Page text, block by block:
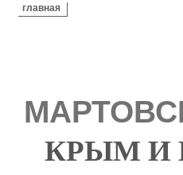
ВЫ ЗДЕСЬ
главная
КРЫМ И